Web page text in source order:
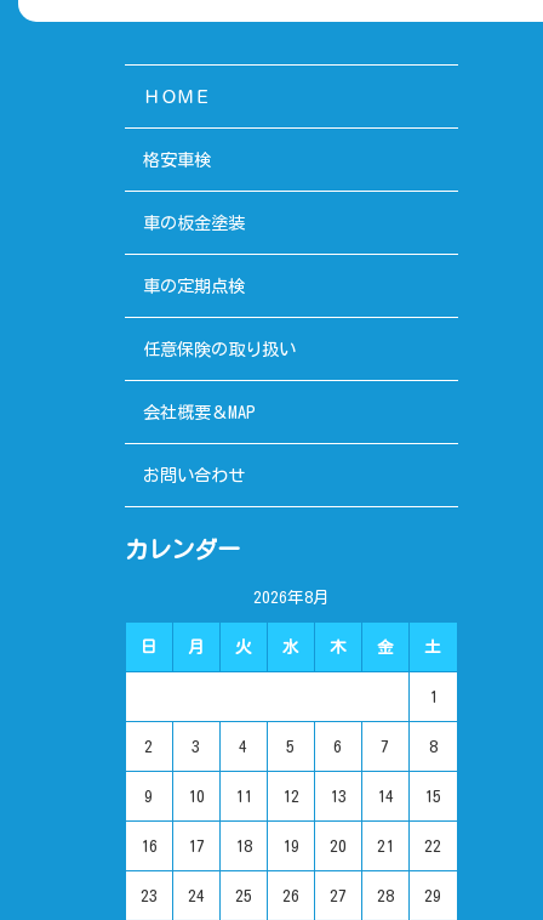
ＨＯＭＥ
格安車検
車の板金塗装
車の定期点検
任意保険の取り扱い
会社概要＆MAP
お問い合わせ
カレンダー
2026年8月
日 月 火 水 木 金 土
1
2 3 4 5 6 7 8
9 10 11 12 13 14 15
16 17 18 19 20 21 22
23 24 25 26 27 28 29